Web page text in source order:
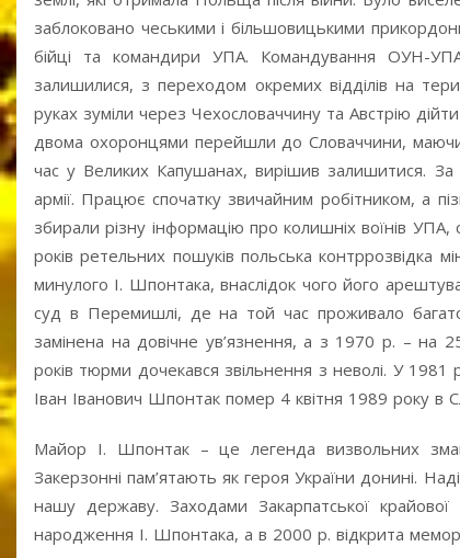
заблоковано чеськими і більшовицькими
бійці та командири УПА. Командування ОУН-
залишилися, з переходом окремих відділів на
руках зуміли через Чехословаччину та Австрію
двома охоронцями перейшли до Словаччини, маючи
час у Великих Капушанах, вирішив залишитися.
армії. Працює спочатку звичайним робітником, а
збирали різну інформацію про колишніх воїнів
років ретельних пошуків польська контррозвідка
минулого І. Шпонтака, внаслідок чого його
суд в Перемишлі, де на той час проживало
замінена на довічне ув’язнення, а з 1970 р. – на
років тюрми дочекався звільнення з неволі. У
Іван Іванович Шпонтак помер 4 квітня 1989 року в
Майор І. Шпонтак – це легенда визвольних
Закерзонні пам’ятають як героя України донині.
нашу державу. Заходами Закарпатської
народження І. Шпонтака, а в 2000 р. відкрита